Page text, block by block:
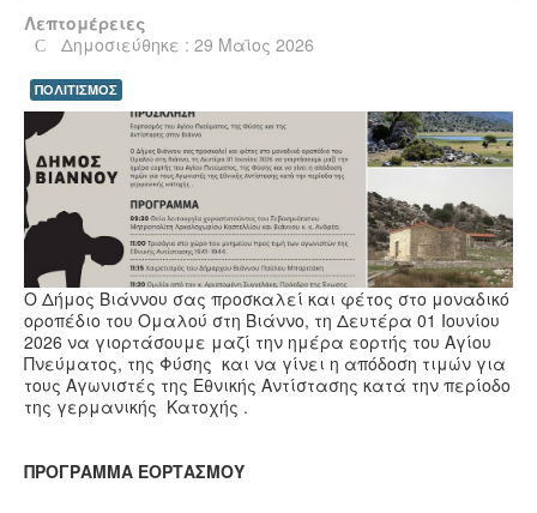
Κόσμος
Απόψεις
Τεχνολογία
Υγεία
Πολιτισμός
Αθλητικά
Βίντεο
Συνταγές
Λεπτομέρειες
Δημοσιεύθηκε : 29 Μαϊος 2026
ΠΟΛΙΤΙΣΜΟΣ
Ο Δήμος Βιάννου σας προσκαλεί και φέτος στο μοναδικό
οροπέδιο του Ομαλού στη Βιάννο, τη Δευτέρα 01 Ιουνίου
2026 να γιορτάσουμε μαζί την ημέρα εορτής του Αγίου
Πνεύματος, της Φύσης και να γίνει η απόδοση τιμών για
τους Αγωνιστές της Εθνικής Αντίστασης κατά την περίοδο
της γερμανικής Κατοχής .
ΠΡΟΓΡΑΜΜΑ ΕΟΡΤΑΣΜΟΥ